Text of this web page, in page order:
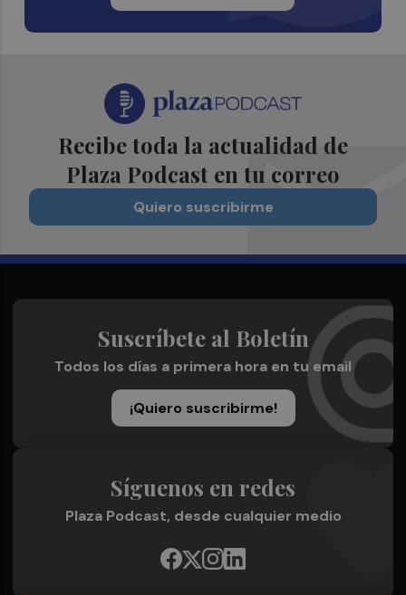
Recibe toda la actualidad de
Plaza Podcast en tu correo
Quiero suscribirme
Suscríbete al Boletín
Todos los días a primera hora en tu email
¡Quiero suscribirme!
Síguenos en redes
Plaza Podcast, desde cualquier medio